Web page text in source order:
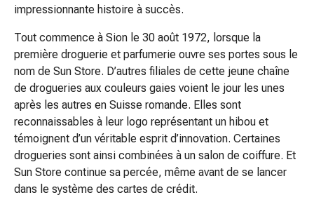
élastiques
Compresses
pliées
Pansements
pour
les
doigts
Sparadraps
Bandes
de
impressionnante histoire à succès.
Tout commence à Sion le 30 août 1972, lorsque la
première droguerie et parfumerie ouvre ses portes sous le
nom de Sun Store. D’autres filiales de cette jeune chaîne
de drogueries aux couleurs gaies voient le jour les unes
après les autres en Suisse romande. Elles sont
reconnaissables à leur logo représentant un hibou et
témoignent d’un véritable esprit d’innovation. Certaines
drogueries sont ainsi combinées à un salon de coiffure. Et
Sun Store continue sa percée, même avant de se lancer
dans le système des cartes de crédit.